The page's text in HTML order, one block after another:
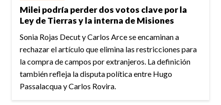
Milei podría perder dos votos clave por la
Ley de Tierras y la interna de Misiones
Sonia Rojas Decut y Carlos Arce se encaminan a
rechazar el artículo que elimina las restricciones para
la compra de campos por extranjeros. La definición
también refleja la disputa política entre Hugo
Passalacqua y Carlos Rovira.